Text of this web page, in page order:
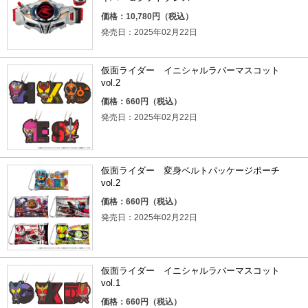
価格：10,780円（税込）
発売日：2025年02月22日
仮面ライダー イニシャルラバーマスコット
vol.2
価格：660円（税込）
発売日：2025年02月22日
仮面ライダー 変身ベルトパッケージポーチ
vol.2
価格：660円（税込）
発売日：2025年02月22日
仮面ライダー イニシャルラバーマスコット
vol.1
価格：660円（税込）